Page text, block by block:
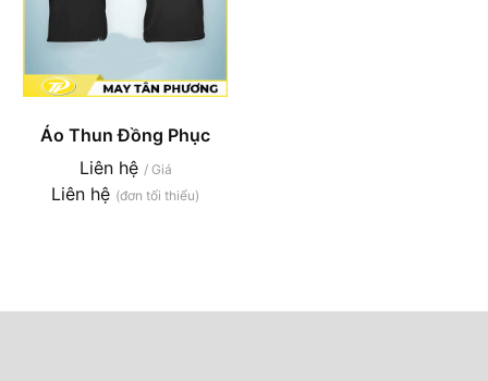
Áo Thun Đồng Phục
Liên hệ / Giá
Liên hệ (đơn tối thiểu)